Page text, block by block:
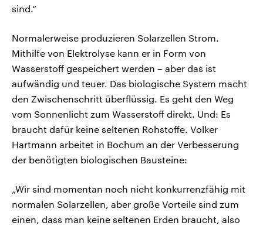
sind.“
Normalerweise produzieren Solarzellen Strom.
Mithilfe von Elektrolyse kann er in Form von
Wasserstoff gespeichert werden – aber das ist
aufwändig und teuer. Das biologische System macht
den Zwischenschritt überflüssig. Es geht den Weg
vom Sonnenlicht zum Wasserstoff direkt. Und: Es
braucht dafür keine seltenen Rohstoffe. Volker
Hartmann arbeitet in Bochum an der Verbesserung
der benötigten biologischen Bausteine:
„Wir sind momentan noch nicht konkurrenzfähig mit
normalen Solarzellen, aber große Vorteile sind zum
einen, dass man keine seltenen Erden braucht, also